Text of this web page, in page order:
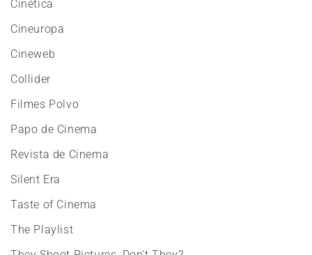
Cinética
Cineuropa
Cineweb
Collider
Filmes Polvo
Papo de Cinema
Revista de Cinema
Silent Era
Taste of Cinema
The Playlist